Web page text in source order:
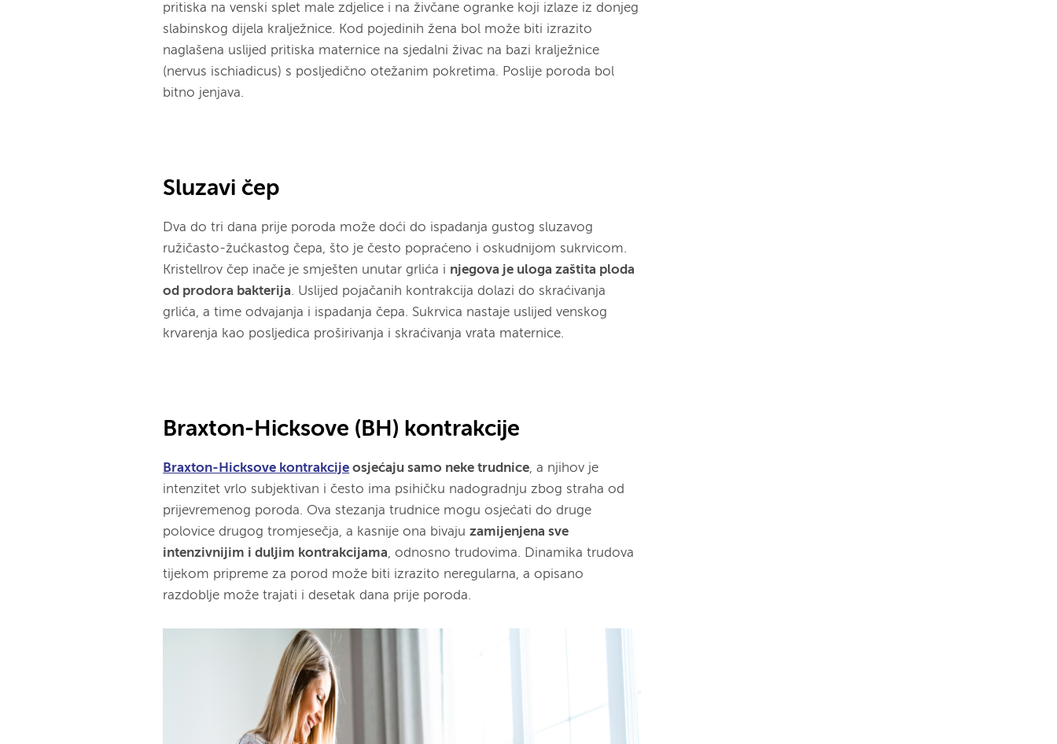
pritiska na venski splet male zdjelice i na živčane ogranke koji izlaze iz donjeg
slabinskog dijela kralježnice. Kod pojedinih žena bol može biti izrazito
naglašena uslijed pritiska maternice na sjedalni živac na bazi kralježnice
(nervus ischiadicus) s posljedično otežanim pokretima. Poslije poroda bol
bitno jenjava.
Sluzavi čep
Dva do tri dana prije poroda može doći do ispadanja gustog sluzavog
ružičasto-žućkastog čepa, što je često popraćeno i oskudnijom sukrvicom.
Kristellrov čep inače je smješten unutar grlića i njegova je uloga zaštita ploda
od prodora bakterija. Uslijed pojačanih kontrakcija dolazi do skraćivanja
grlića, a time odvajanja i ispadanja čepa. Sukrvica nastaje uslijed venskog
krvarenja kao posljedica proširivanja i skraćivanja vrata maternice.
Braxton-Hicksove (BH) kontrakcije
Braxton-Hicksove kontrakcije osjećaju samo neke trudnice, a njihov je
intenzitet vrlo subjektivan i često ima psihičku nadogradnju zbog straha od
prijevremenog poroda. Ova stezanja trudnice mogu osjećati do druge
polovice drugog tromjesečja, a kasnije ona bivajuzamijenjena sve
intenzivnijim i duljim kontrakcijama, odnosno trudovima. Dinamika trudova
tijekom pripreme za porod može biti izrazito neregularna, a opisano
razdoblje može trajati i desetak dana prije poroda.